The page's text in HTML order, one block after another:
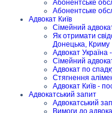
Абонентське
Абонентське
Адвокат Київ
Сімейний
Як отримати
Донецька, Криму
Адвокат Україна
Сімейний
Адвокат по
Стягнення
Адвокат Київ -
Адвокатський запит
Адвокатський